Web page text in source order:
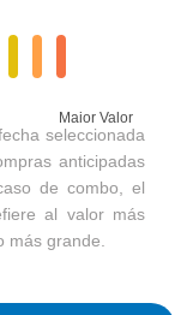
Maior Valor
seleccionada
anticipadas
de combo, el
al valor más
más grande.